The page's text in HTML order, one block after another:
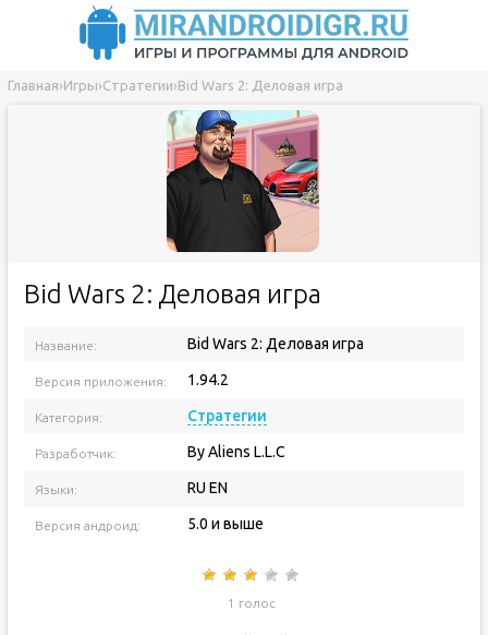
Главная›Игры›Стратегии›Bid Wars 2: Деловая игра
Bid Wars 2: Деловая игра
Название: Bid Wars 2: Деловая игра
Версия приложения: 1.94.2
Категория: Стратегии
Разработчик: By Aliens L.L.C
Языки: RU EN
Версия андроид: 5.0 и выше
1 голос